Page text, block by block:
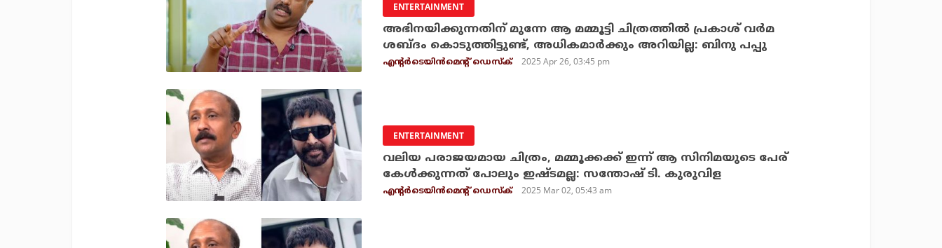
ENTERTAINMENT
അഭിനയിക്കുന്നതിന് മുന്നേ ആ മമ്മൂട്ടി ചിത്രത്തില്‍ പ്രകാശ് വര്‍മ
ശബ്ദം കൊടുത്തിട്ടുണ്ട്, അധികമാര്‍ക്കും അറിയില്ല: ബിനു പപ്പു
എന്റര്‍ടെയിന്‍മെന്റ് ഡെസ്‌ക് 2025 Apr 26, 03:45 pm
ENTERTAINMENT
വലിയ പരാജയമായ ചിത്രം, മമ്മൂക്കക്ക് ഇന്ന് ആ സിനിമയുടെ പേര്
കേള്‍ക്കുന്നത് പോലും ഇഷ്ടമല്ല: സന്തോഷ് ടി. കുരുവിള
എന്റര്‍ടെയിന്‍മെന്റ് ഡെസ്‌ക് 2025 Mar 02, 05:43 am